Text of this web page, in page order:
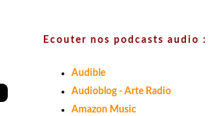
Ecouter nos podcasts audio :
Audible
Audioblog - Arte Radio
Amazon Music